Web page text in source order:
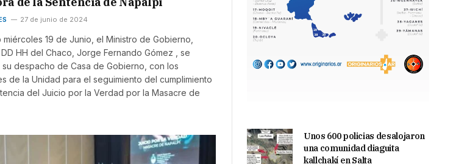
27 de junio de 2024
miércoles 19 de Junio, el Ministro de Gobierno,
HH del Chaco, Jorge Fernando Gómez , se
despacho de Casa de Gobierno, con los
de la Unidad para el seguimiento del cumplimiento
del Juicio por la Verdad por la Masacre de
Unos 600 policias desalojaron
una comunidad diaguita
kallchakí en Salta